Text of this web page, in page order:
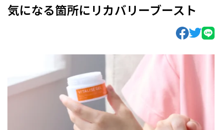
気になる箇所にリカバリーブースト